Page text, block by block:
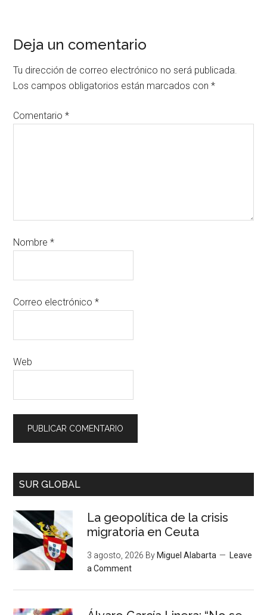
Deja un comentario
Tu dirección de correo electrónico no será publicada.
Los campos obligatorios están marcados con*
Comentario*
Nombre*
Correo electrónico*
Web
SUR GLOBAL
La geopolítica de la crisis
migratoria en Ceuta
3 agosto, 2026 By Miguel Alabarta
Leave
a Comment